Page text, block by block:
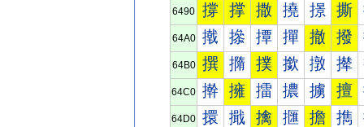
6490 撐 撑 撒 撓 撔 撕
64A0 撠 撡 撢 撣 撤 撥
64B0 撰 撱 撲 撳 撴 撵
64C0 擀 擁 擂 擃 擄 擅
64D0 擐 擑 擒 擓 擔 擕